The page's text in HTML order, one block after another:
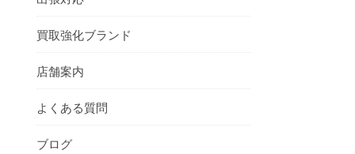
買取強化ブランド
店舗案内
よくある質問
ブログ